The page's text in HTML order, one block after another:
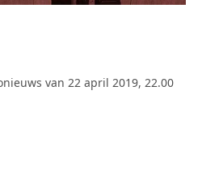
van 22 april 2019, 22.00